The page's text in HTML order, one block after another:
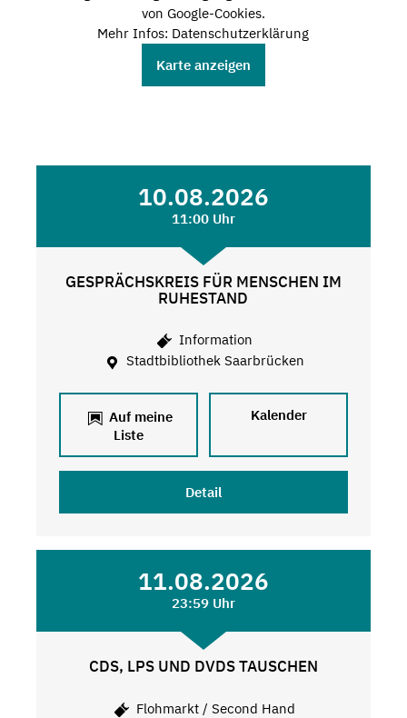
von Google-Cookies.
Mehr Infos: Datenschutzerklärung
Karte anzeigen
10.08.2026
11:00 Uhr
GESPRÄCHSKREIS FÜR MENSCHEN IM
RUHESTAND
Information
Stadtbibliothek Saarbrücken
Auf meine
Liste
Kalender
Detail
11.08.2026
23:59 Uhr
CDS, LPS UND DVDS TAUSCHEN
Flohmarkt / Second Hand